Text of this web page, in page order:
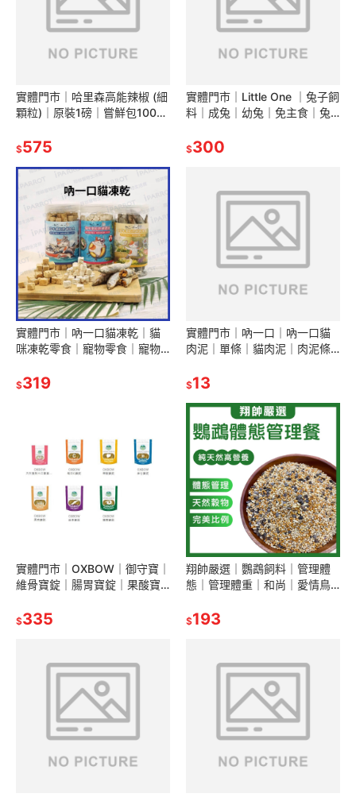
實體門市｜哈里森高能辣椒 (細
顆粒)｜原裝1磅｜嘗鮮包100g
養丸｜鳥飼料｜翔帥寵物生活
$575
實體門市｜Little One ｜兔子飼
料｜成兔｜幼兔｜免主食｜兔
帥寵物生活館
$300
實體門市｜吶一口貓凍乾｜貓
咪凍乾零食｜寵物零食｜寵物
食品｜貓凍乾｜翔帥寵物生活
$319
實體門市｜吶一口｜吶一口貓
肉泥｜單條｜貓肉泥｜肉泥條
食｜貓點心｜貓泥｜貓咪最愛
$13
實體門市｜OXBOW｜御守寶｜
維骨寶錠｜腸胃寶錠｜果酸寶
亮寶錠｜翔帥寵物生活館
$335
翔帥嚴選｜鸚鵡飼料｜管理體
態｜管理體重｜和尚｜愛情鳥
尾鸚鵡｜鸚鵡主食｜翔帥寵物
$193